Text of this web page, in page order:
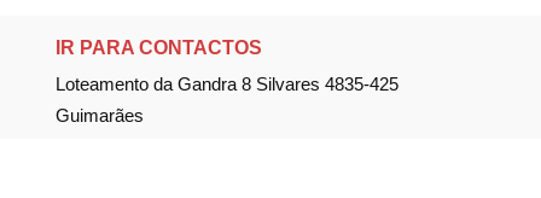
IR PARA CONTACTOS
Loteamento da Gandra 8 Silvares 4835-425
Guimarães